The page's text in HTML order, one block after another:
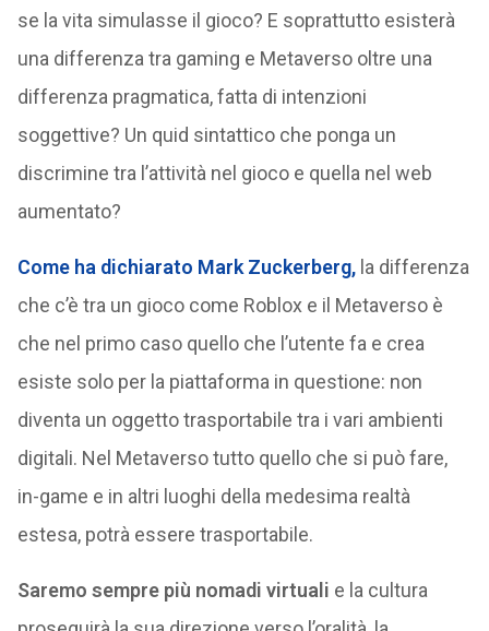
se la vita simulasse il gioco? E soprattutto esisterà
una differenza tra gaming e Metaverso oltre una
differenza pragmatica, fatta di intenzioni
soggettive? Un quid sintattico che ponga un
discrimine tra l’attività nel gioco e quella nel web
aumentato?
Come ha dichiarato Mark Zuckerberg, la differenza
che c’è tra un gioco come Roblox e il Metaverso è
che nel primo caso quello che l’utente fa e crea
esiste solo per la piattaforma in questione: non
diventa un oggetto trasportabile tra i vari ambienti
digitali. Nel Metaverso tutto quello che si può fare,
in-game e in altri luoghi della medesima realtà
estesa, potrà essere trasportabile.
Saremo sempre più nomadi virtuali e la cultura